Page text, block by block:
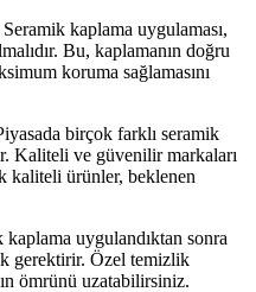
Seramik kaplama uygulaması,
Bu, kaplamanın doğru
koruma sağlamasını
birçok farklı seramik
Kaliteli ve güvenilir markaları
kaliteli ürünler, beklenen
kaplama uygulandıktan sonra
gerektirir. Özel temizlik
ömrünü uzatabilirsiniz.